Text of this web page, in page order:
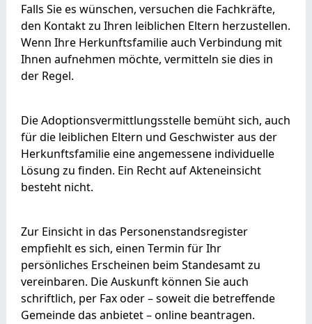
Falls Sie es wünschen, versuchen die Fachkräfte,
den Kontakt zu Ihren leiblichen Eltern herzustellen.
Wenn Ihre Herkunftsfamilie auch Verbindung mit
Ihnen aufnehmen möchte, vermitteln sie dies in
der Regel.
Die Adoptionsvermittlungsstelle bemüht sich, auch
für die leiblichen Eltern und Geschwister aus der
Herkunftsfamilie eine angemessene individuelle
Lösung zu finden. Ein Recht auf Akteneinsicht
besteht nicht.
Zur Einsicht in das Personenstandsregister
empfiehlt es sich, einen Termin für Ihr
persönliches Erscheinen beim Standesamt zu
vereinbaren. Die Auskunft können Sie auch
schriftlich, per Fax oder – soweit die betreffende
Gemeinde das anbietet – online beantragen.